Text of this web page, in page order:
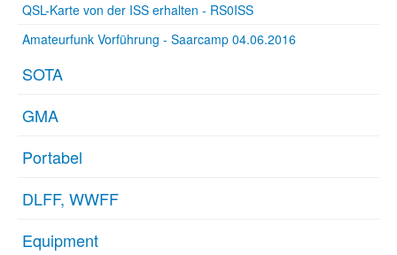
QSL-Karte von der ISS erhalten - RS0ISS
Amateurfunk Vorführung - Saarcamp 04.06.2016
SOTA
GMA
Portabel
DLFF, WWFF
Equipment